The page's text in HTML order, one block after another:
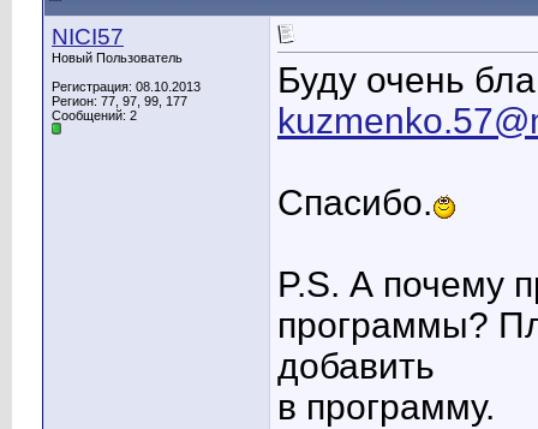
NICI57
Новый Пользователь
Регистрация: 08.10.2013
Регион: 77, 97, 99, 177
Сообщений: 2
Буду очень
Спасибо.
P.S. А почему
программы?
добавить
в программу.